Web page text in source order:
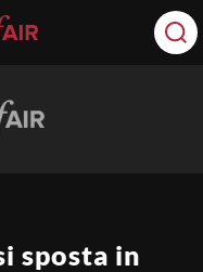
sposta in